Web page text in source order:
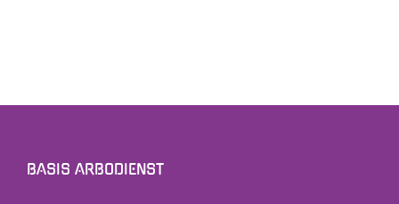
BASIS ARBODIENST